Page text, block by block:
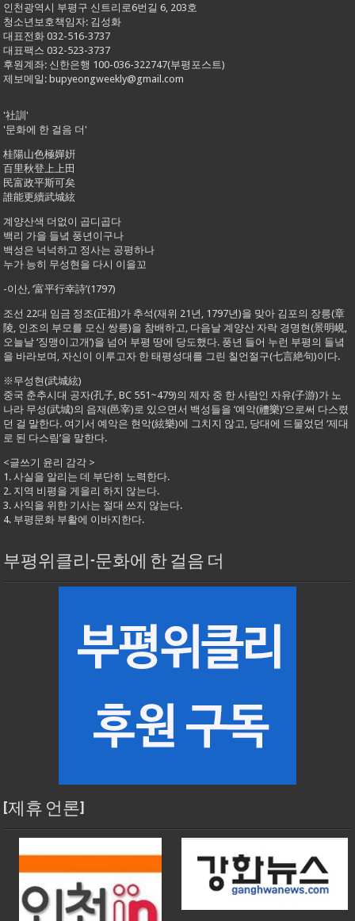
인천광역시 부평구 신트리로6번길 6, 203호
청소년보호책임자: 김성화
대표전화 032-516-3737
대표팩스 032-523-3737
후원계좌: 신한은행 100-036-322747(부평포스트)
제보메일: bupyeongweekly@gmail.com
'社訓'
'문화에 한 걸음 더'
桂陽山色極嬋姸
百里秋登上上田
民富政平斯可矣
誰能更續武城絃
계양산색 더없이 곱디곱다
백리 가을 들녘 풍년이구나
백성은 넉넉하고 정사는 공평하나
누가 능히 무성현을 다시 이을꼬
-이산, ‘富平行幸詩’(1797)
조선 22대 임금 정조(正祖)가 추석(재위 21년, 1797년)을 맞아 김포의 장릉(章
陵, 인조의 부모를 모신 쌍릉)을 참배하고, 다음날 계양산 자락 경명현(景明峴,
오늘날 ‘징맹이고개’)을 넘어 부평 땅에 당도했다. 풍년 들어 누런 부평의 들녘
을 바라보며, 자신이 이루고자 한 태평성대를 그린 칠언절구(七言絶句)이다.
※무성현(武城絃)
중국 춘추시대 공자(孔子, BC 551~479)의 제자 중 한 사람인 자유(子游)가 노
나라 무성(武城)의 읍재(邑宰)로 있으면서 백성들을 ‘예악(禮樂)’으로써 다스렸
던 걸 말한다. 여기서 예악은 현악(絃樂)에 그치지 않고, 당대에 드물었던 ‘제대
로 된 다스림’을 말한다.
<글쓰기 윤리 감각 >
1. 사실을 알리는 데 부단히 노력한다.
2. 지역 비평을 게을리 하지 않는다.
3. 사익을 위한 기사는 절대 쓰지 않는다.
4. 부평문화 부활에 이바지한다.
부평위클리-문화에 한 걸음 더
[제휴 언론]